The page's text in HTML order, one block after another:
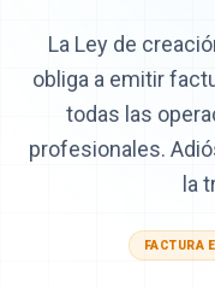
La Ley de
obliga a emitir
todas las
profesionales.
la
FACTURA